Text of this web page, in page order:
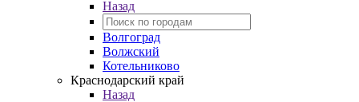
Назад
Волгоград
Волжский
Котельниково
Краснодарский край
Назад